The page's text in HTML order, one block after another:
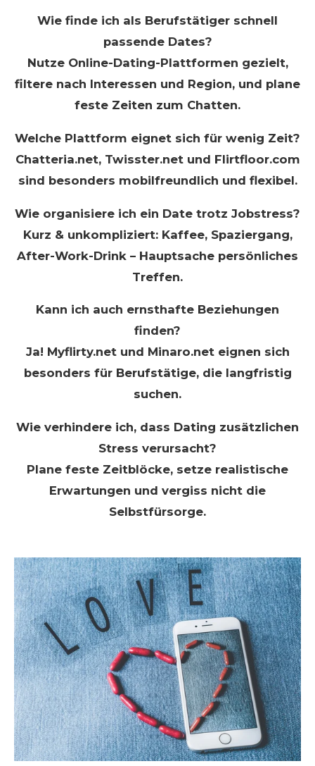
Wie finde ich als Berufstätiger schnell
passende Dates?
Nutze Online-Dating-Plattformen gezielt,
filtere nach Interessen und Region, und plane
feste Zeiten zum Chatten.
Welche Plattform eignet sich für wenig Zeit?
Chatteria.net, Twisster.net und Flirtfloor.com
sind besonders mobilfreundlich und flexibel.
Wie organisiere ich ein Date trotz Jobstress?
Kurz & unkompliziert: Kaffee, Spaziergang,
After-Work-Drink – Hauptsache persönliches
Treffen.
Kann ich auch ernsthafte Beziehungen
finden?
Ja! Myflirty.net und Minaro.net eignen sich
besonders für Berufstätige, die langfristig
suchen.
Wie verhindere ich, dass Dating zusätzlichen
Stress verursacht?
Plane feste Zeitblöcke, setze realistische
Erwartungen und vergiss nicht die
Selbstfürsorge.